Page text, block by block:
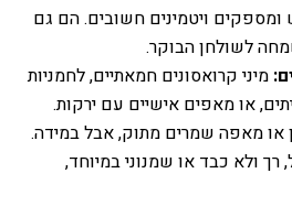
ומספקים ויטמינים חשובים. הם גם
לשולחן הבוקר.
מיני קרואסונים חמאתיים, לחמניות
או מאפים אישיים עם ירקות.
מאפה שמרים מתוק, אבל במידה.
ולא כבד או שמנוני במיוחד,